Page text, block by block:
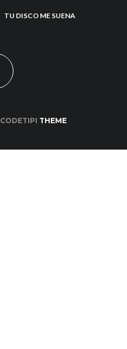
TU DISCO ME SUENA
CODETIPI THEME